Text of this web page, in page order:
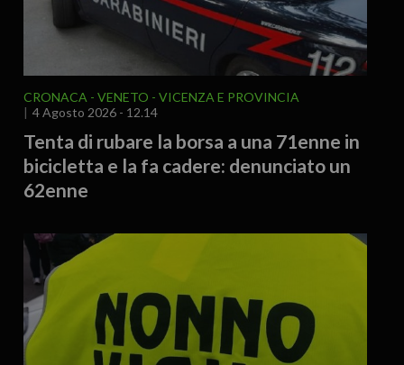
CRONACA VENETO
VICENZA E PROVINCIA
4 Agosto 2026 - 12.14
Tenta di rubare la borsa a una 71enne in
bicicletta e la fa cadere: denunciato un
62enne